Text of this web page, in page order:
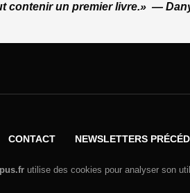
contenir un premier livre.» —
CONTACT NEWSLETTERS
utilise des cookies pour analyser son